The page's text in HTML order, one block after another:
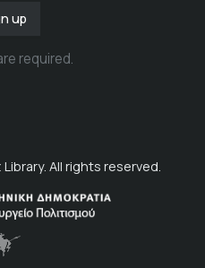
up
required.
All rights reserved.